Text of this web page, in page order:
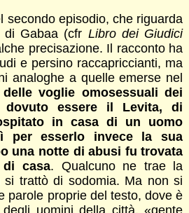
secondo episodio, che riguarda
di Gabaa (cfr Libro dei Giudici
precisazione. Il racconto ha
e persino raccapriccianti, ma
analoghe a quelle emerse nel
voglie omosessuali dei
dovuto essere il Levita, di
in casa di un uomo
per esserlo invece la sua
una notte di abusi fu trovata
casa. Qualcuno ne trae la
si trattò di sodomia. Ma non si
parole proprie del testo, dove è
uomini della città, «gente